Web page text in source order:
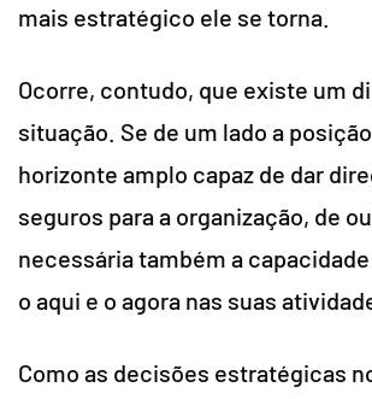
mais estratégico ele se torna.
Ocorre, contudo, que existe um
situação. Se de um lado a
horizonte amplo capaz de dar
seguros para a organização, de
necessária também a
o aqui e o agora nas suas
Como as decisões estratégicas